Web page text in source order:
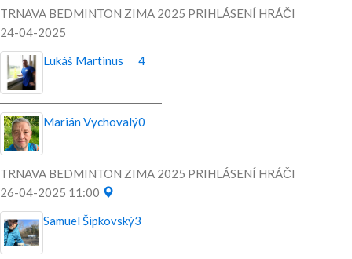
TRNAVA BEDMINTON ZIMA 2025 PRIHLÁSENÍ HRÁČI
24-04-2025
Lukáš Martinus
4
Marián Vychovalý0
TRNAVA BEDMINTON ZIMA 2025 PRIHLÁSENÍ HRÁČI
26-04-2025 11:00
Samuel Šipkovský3